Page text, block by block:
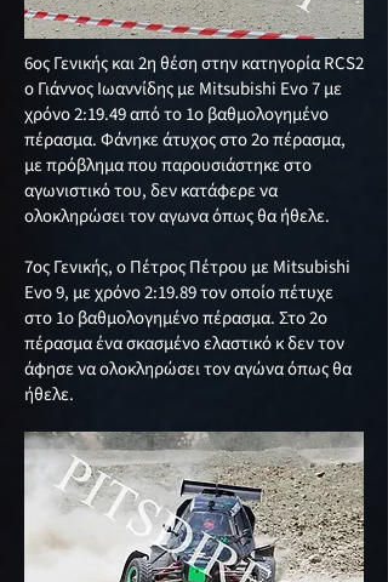
6ος Γενικής και 2η θέση στην κατηγορία RCS2
ο Γιάννος Ιωαννίδης με Mitsubishi Evo 7 με
χρόνο 2:19.49 από το 1ο βαθμολογημένο
πέρασμα. Φάνηκε άτυχος στο 2ο πέρασμα,
με πρόβλημα που παρουσιάστηκε στο
αγωνιστικό του, δεν κατάφερε να
ολοκληρώσει τον αγωνα όπως θα ήθελε.
7ος Γενικής, ο Πέτρος Πέτρου με Mitsubishi
Evo 9, με χρόνο 2:19.89 τον οποίο πέτυχε
στο 1ο βαθμολογημένο πέρασμα. Στο 2ο
πέρασμα ένα σκασμένο ελαστικό κ δεν τον
άφησε να ολοκληρώσει τον αγώνα όπως θα
ήθελε.